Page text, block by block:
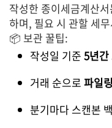
작성한 종이세금계산
하며, 필요 시 관할 세
📦 보관 꿀팁:
작성일 기준 5년간
거래 순으로 파일
분기마다 스캔본